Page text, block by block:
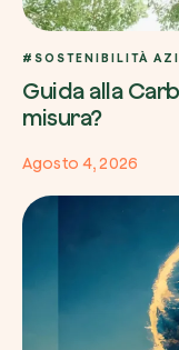
#SOSTENIBILITÀ
Guida alla
misura?
Agosto 4, 2026